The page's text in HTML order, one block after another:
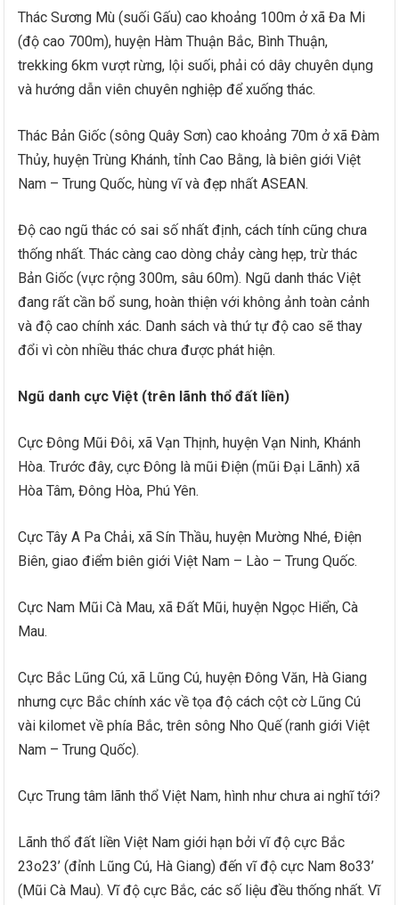
Thác Sương Mù (suối Gấu) cao khoảng 100m ở xã Đa Mi
(độ cao 700m), huyện Hàm Thuận Bắc, Bình Thuận,
trekking 6km vượt rừng, lội suối, phải có dây chuyên dụng
và hướng dẫn viên chuyên nghiệp để xuống thác.
Thác Bản Giốc (sông Quây Sơn) cao khoảng 70m ở xã Đàm
Thủy, huyện Trùng Khánh, tỉnh Cao Bằng, là biên giới Việt
Nam – Trung Quốc, hùng vĩ và đẹp nhất ASEAN.
Độ cao ngũ thác có sai số nhất định, cách tính cũng chưa
thống nhất. Thác càng cao dòng chảy càng hẹp, trừ thác
Bản Giốc (vực rộng 300m, sâu 60m). Ngũ danh thác Việt
đang rất cần bổ sung, hoàn thiện với không ảnh toàn cảnh
và độ cao chính xác. Danh sách và thứ tự độ cao sẽ thay
đổi vì còn nhiều thác chưa được phát hiện.
Ngũ danh cực Việt (trên lãnh thổ đất liền)
Cực Đông Mũi Đôi, xã Vạn Thịnh, huyện Vạn Ninh, Khánh
Hòa. Trước đây, cực Đông là mũi Điện (mũi Đại Lãnh) xã
Hòa Tâm, Đông Hòa, Phú Yên.
Cực Tây A Pa Chải, xã Sín Thầu, huyện Mường Nhé, Điện
Biên, giao điểm biên giới Việt Nam – Lào – Trung Quốc.
Cực Nam Mũi Cà Mau, xã Đất Mũi, huyện Ngọc Hiển, Cà
Mau.
Cực Bắc Lũng Cú, xã Lũng Cú, huyện Đông Văn, Hà Giang
nhưng cực Bắc chính xác về tọa độ cách cột cờ Lũng Cú
vài kilomet về phía Bắc, trên sông Nho Quế (ranh giới Việt
Nam – Trung Quốc).
Cực Trung tâm lãnh thổ Việt Nam, hình như chưa ai nghĩ tới?
Lãnh thổ đất liền Việt Nam giới hạn bởi vĩ độ cực Bắc
23o23’ (đỉnh Lũng Cú, Hà Giang) đến vĩ độ cực Nam 8o33’
(Mũi Cà Mau). Vĩ độ cực Bắc, các số liệu đều thống nhất. Vĩ